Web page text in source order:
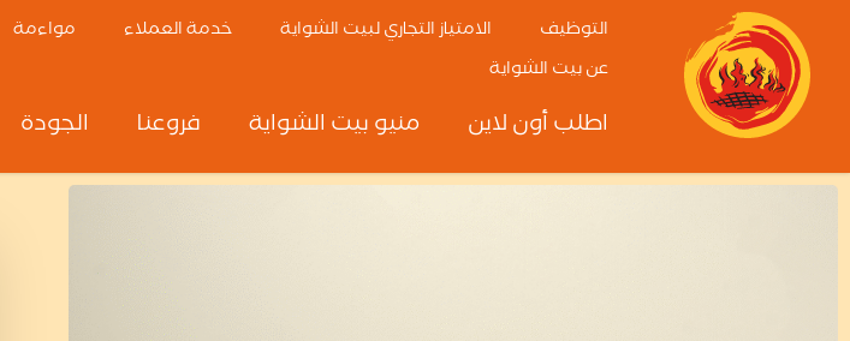
التوظيف الامتياز التجاري لبيت الشواية خدمة العملاء
مواءمة
عن بيت الشواية
اطلب أون لاين منيو بيت الشواية فروعنا الجودة